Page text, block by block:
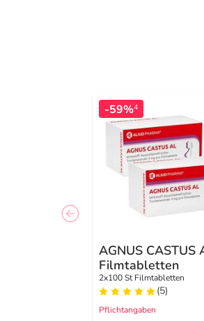
-59%4
AGNUS CASTUS
Filmtabletten
2x100 St Filmtabletten
(5)
Pflichtangaben